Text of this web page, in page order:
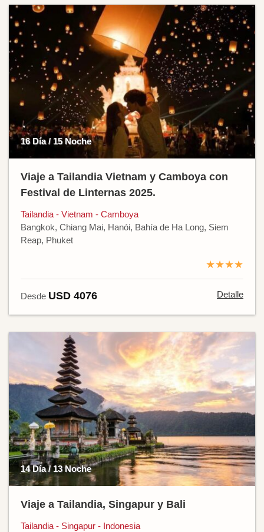
16 Día / 15 Noche
Viaje a Tailandia Vietnam y Camboya con
Festival de Linternas 2025.
Tailandia - Vietnam - Camboya
Bangkok, Chiang Mai, Hanói, Bahía de Ha Long, Siem
Reap, Phuket
★★★★
Desde USD 4076 Detalle
14 Día / 13 Noche
Viaje a Tailandia, Singapur y Bali
Tailandia - Singapur - Indonesia